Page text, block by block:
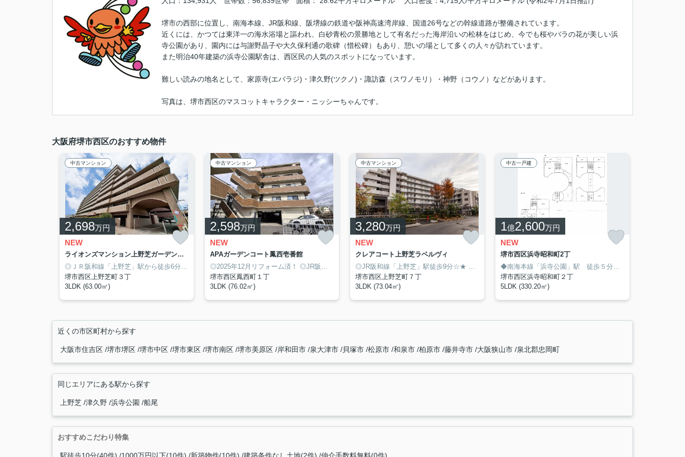
堺市の西部に位置し、南海本線、JR阪和線、阪堺線の鉄道や阪神高速湾岸線、国道26号などの幹線道路が整備されています。
近くには、かつては東洋一の海水浴場と謳われ、白砂青松の景勝地として有名だった海岸沿いの松林をはじめ、今でも桜やバラの花が美しい浜
寺公園があり、園内には与謝野晶子や大久保利通の歌碑（惜松碑）もあり、憩いの場として多くの人々が訪れています。
また明治40年建築の浜寺公園駅舎は、西区民の人気のスポットになっています。
難しい読みの地名として、家原寺(エバラジ)・津久野(ツクノ)・諏訪森（スワノモリ）・神野（コウノ）などがあります。
写真は、堺市西区のマスコットキャラクター・ニッシーちゃんです。
大阪府堺市西区のおすすめ物件
中古マンション
2,698万円
NEW
ライオンズマンション上野芝ガーデンシティ
◎ＪＲ阪和線「上野芝」駅から徒歩6分！ ◎南東向きバルコニー！◎2025年8月リフォーム済み！ ◎宅配ボックスあり！
堺市西区上野芝町３丁
3LDK (63.00㎡)
中古マンション
2,598万円
NEW
APAガーデンコート鳳西壱番館
◎2025年12月リフォーム済！
◎JR阪和線「鳳」駅まで徒歩7分！ ◎南東向きバルコニー！
◎ゆったり約17.4帖のLDK！
堺市西区鳳西町１丁
3LDK (76.02㎡)
中古マンション
3,280万円
NEW
クレアコート上野芝ラベルヴィ
◎JR阪和線「上野芝」駅徒歩9分☆★
◎床暖房ありで冬もぽかぽか♪
堺市西区上野芝町７丁
3LDK (73.04㎡)
中古一戸建
1億2,600万円
NEW
堺市西区浜寺昭和町2丁
◆南海本線「浜寺公園」駅 徒歩５分 JR阪和線・阪堺線利用圏内
堺市西区浜寺昭和町２丁
5LDK (330.20㎡)
近くの市区町村から探す
大阪市住吉区 堺市堺区 堺市中区 堺市東区 堺市南区 堺市美原区 岸和田市 泉大津市 貝塚市 松原市 和泉市 柏原市 藤井寺市 大阪狭山市 泉北郡忠岡町
同じエリアにある駅から探す
上野芝 津久野 浜寺公園 船尾
おすすめこだわり特集